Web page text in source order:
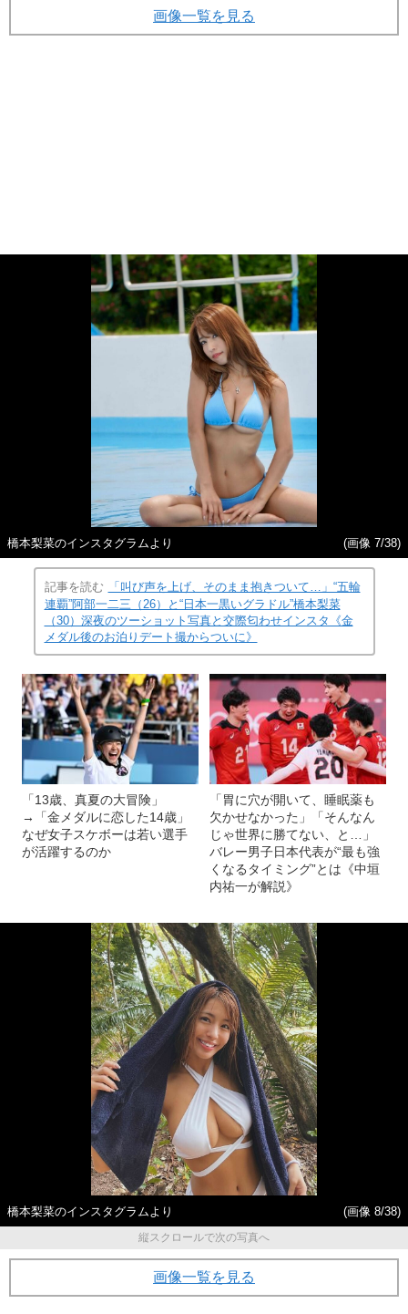
画像一覧を見る
橋本梨菜のインスタグラムより (画像 7/38)
記事を読む
「叫び声を上げ、そのまま抱きついて…」“五輪
連覇”阿部一二三（26）と“日本一黒いグラドル”橋本梨菜
（30）深夜のツーショット写真と交際匂わせインスタ《金
メダル後のお泊りデート撮からついに》
「13歳、真夏の大冒険」
→「金メダルに恋した14歳」
なぜ女子スケボーは若い選手
が活躍するのか
「胃に穴が開いて、睡眠薬も
欠かせなかった」「そんなん
じゃ世界に勝てない、と…」
バレー男子日本代表が“最も強
くなるタイミング”とは《中垣
内祐一が解説》
橋本梨菜のインスタグラムより
(画像 8/38)
縦スクロールで次の写真へ
画像一覧を見る